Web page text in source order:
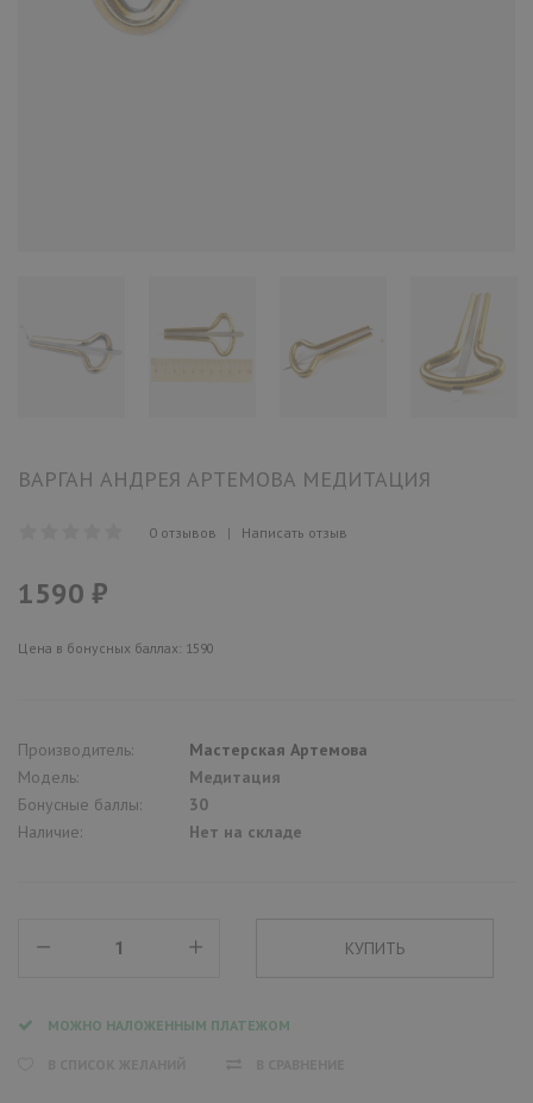
ВАРГАН АНДРЕЯ АРТЕМОВА МЕДИТАЦИЯ
0 отзывов | Написать отзыв
1590 ₽
Цена в бонусных баллах: 1590
Производитель:
Мастерская Артемова
Модель:
Медитация
Бонусные баллы:
30
Наличие:
Нет на складе
МОЖНО НАЛОЖЕННЫМ ПЛАТЕЖОМ